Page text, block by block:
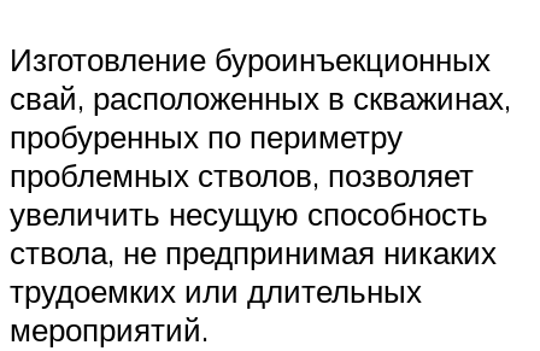
Изготовление буроинъекционных
свай, расположенных в скважинах,
пробуренных по периметру
проблемных стволов, позволяет
увеличить несущую способность
ствола, не предпринимая никаких
трудоемких или длительных
мероприятий.